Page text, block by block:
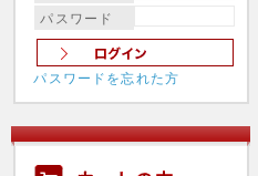
パスワード
パスワードを忘れた方